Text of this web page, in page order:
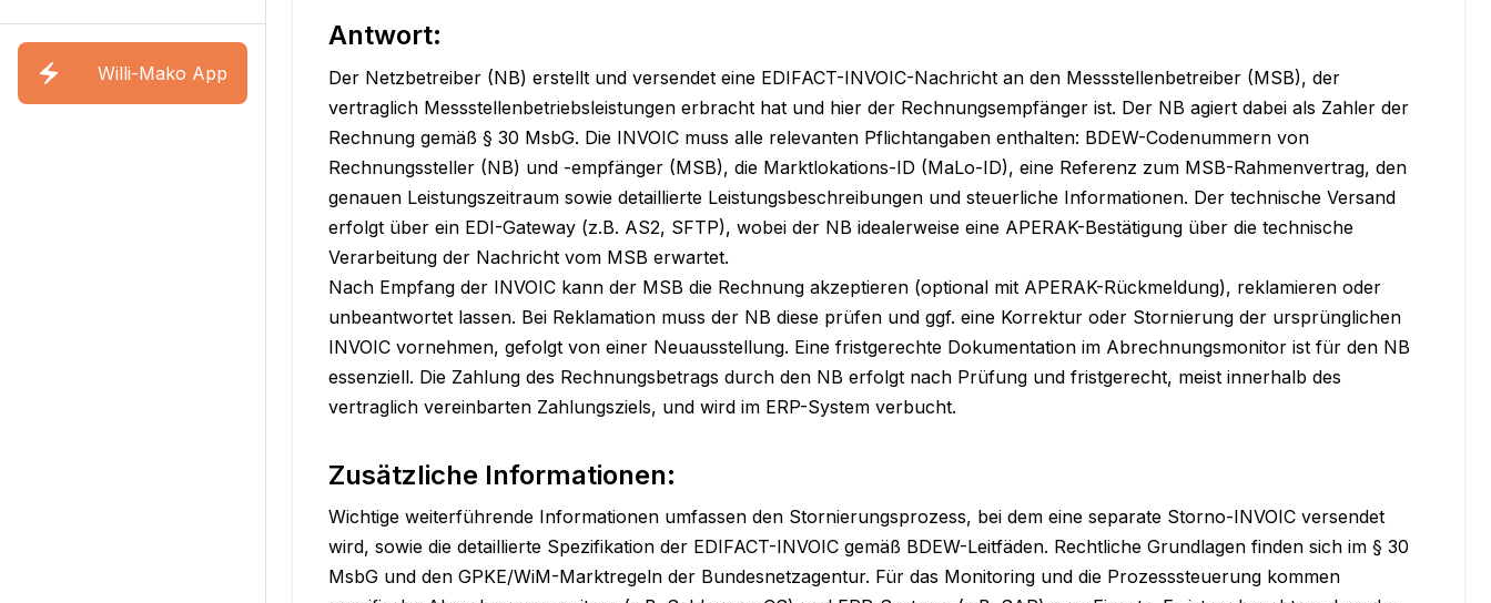
Willi-Mako App
Antwort:
Der Netzbetreiber (NB) erstellt und versendet eine EDIFACT-INVOIC-Nachricht an den Messstellenbetreiber (MSB), der
vertraglich Messstellenbetriebsleistungen erbracht hat und hier der Rechnungsempfänger ist. Der NB agiert dabei als Zahler der
Rechnung gemäß § 30 MsbG. Die INVOIC muss alle relevanten Pflichtangaben enthalten: BDEW-Codenummern von
Rechnungssteller (NB) und -empfänger (MSB), die Marktlokations-ID (MaLo-ID), eine Referenz zum MSB-Rahmenvertrag, den
genauen Leistungszeitraum sowie detaillierte Leistungsbeschreibungen und steuerliche Informationen. Der technische Versand
erfolgt über ein EDI-Gateway (z.B. AS2, SFTP), wobei der NB idealerweise eine APERAK-Bestätigung über die technische
Verarbeitung der Nachricht vom MSB erwartet.
Nach Empfang der INVOIC kann der MSB die Rechnung akzeptieren (optional mit APERAK-Rückmeldung), reklamieren oder
unbeantwortet lassen. Bei Reklamation muss der NB diese prüfen und ggf. eine Korrektur oder Stornierung der ursprünglichen
INVOIC vornehmen, gefolgt von einer Neuausstellung. Eine fristgerechte Dokumentation im Abrechnungsmonitor ist für den NB
essenziell. Die Zahlung des Rechnungsbetrags durch den NB erfolgt nach Prüfung und fristgerecht, meist innerhalb des
vertraglich vereinbarten Zahlungsziels, und wird im ERP-System verbucht.
Zusätzliche Informationen:
Wichtige weiterführende Informationen umfassen den Stornierungsprozess, bei dem eine separate Storno-INVOIC versendet
wird, sowie die detaillierte Spezifikation der EDIFACT-INVOIC gemäß BDEW-Leitfäden. Rechtliche Grundlagen finden sich im § 30
MsbG und den GPKE/WiM-Marktregeln der Bundesnetzagentur. Für das Monitoring und die Prozesssteuerung kommen